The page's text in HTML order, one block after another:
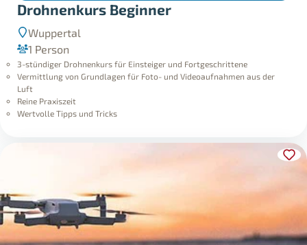
Drohnenkurs Beginner
Wuppertal
1 Person
3-stündiger Drohnenkurs für Einsteiger und Fortgeschrittene
Vermittlung von Grundlagen für Foto- und Videoaufnahmen aus der
Luft
Reine Praxiszeit
Wertvolle Tipps und Tricks